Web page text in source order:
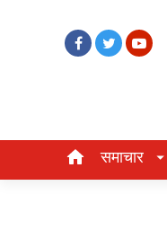
समाचार